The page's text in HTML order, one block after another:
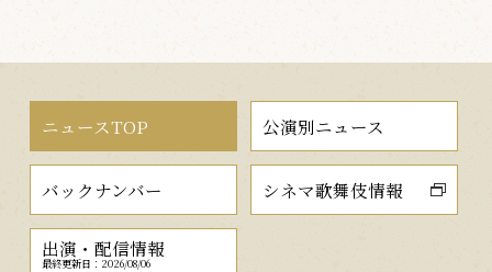
ニュースTOP 公演別ニュース
バックナンバー シネマ歌舞伎情報
出演・配信情報
最終更新日：2026/08/06